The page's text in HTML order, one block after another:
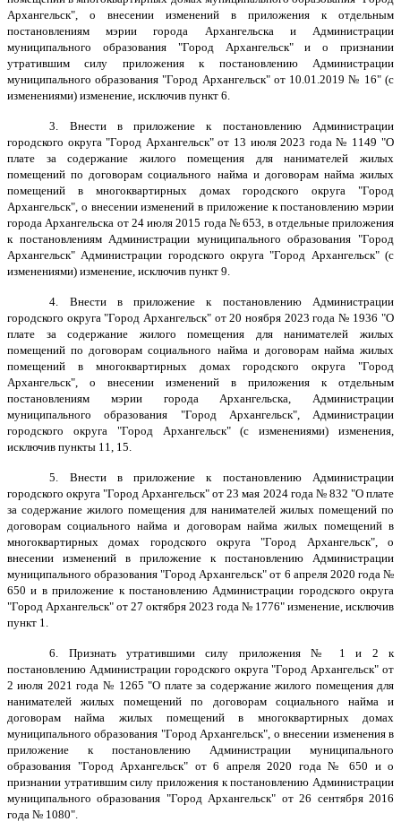
Архангельск", о внесении изменений в приложения к отдельным
постановлениям мэрии города Архангельска и Администрации
муниципального образования "Город Архангельск" и о признании
утратившим силу приложения к постановлению Администрации
муниципального образования "Город Архангельск" от 10.01.2019 № 16" (с
изменениями) изменение, исключив пункт 6.
3. Внести в приложение к постановлению Администрации
городского округа "Город Архангельск" от 13 июля 2023 года № 1149 "О
плате за содержание жилого помещения для нанимателей жилых
помещений по договорам социального найма и договорам найма жилых
помещений в многоквартирных домах городского округа "Город
Архангельск", о внесении изменений в приложение к постановлению мэрии
города Архангельска от 24 июля 2015 года № 653, в отдельные приложения
к постановлениям Администрации муниципального образования "Город
Архангельск" Администрации городского округа "Город Архангельск" (с
изменениями) изменение, исключив пункт 9.
4. Внести в приложение к постановлению Администрации
городского округа "Город Архангельск" от 20 ноября 2023 года № 1936 "О
плате за содержание жилого помещения для нанимателей жилых
помещений по договорам социального найма и договорам найма жилых
помещений в многоквартирных домах городского округа "Город
Архангельск", о внесении изменений в приложения к отдельным
постановлениям мэрии города Архангельска, Администрации
муниципального образования "Город Архангельск", Администрации
городского округа "Город Архангельск" (с изменениями) изменения,
исключив пункты 11, 15.
5. Внести в приложение к постановлению Администрации
городского округа "Город Архангельск" от 23 мая 2024 года № 832 "О плате
за содержание жилого помещения для нанимателей жилых помещений по
договорам социального найма и договорам найма жилых помещений в
многоквартирных домах городского округа "Город Архангельск", о
внесении изменений в приложение к постановлению Администрации
муниципального образования "Город Архангельск" от 6 апреля 2020 года №
650 и в приложение к постановлению Администрации городского округа
"Город Архангельск" от 27 октября 2023 года № 1776" изменение, исключив
пункт 1.
6. Признать утратившими силу приложения № 1 и 2 к
постановлению Администрации городского округа "Город Архангельск" от
2 июля 2021 года № 1265 "О плате за содержание жилого помещения для
нанимателей жилых помещений по договорам социального найма и
договорам найма жилых помещений в многоквартирных домах
муниципального образования "Город Архангельск", о внесении изменения в
приложение к постановлению Администрации муниципального
образования "Город Архангельск" от 6 апреля 2020 года № 650 и о
признании утратившим силу приложения к постановлению Администрации
муниципального образования "Город Архангельск" от 26 сентября 2016
года № 1080".